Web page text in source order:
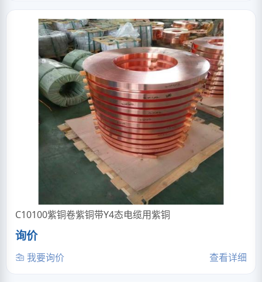
C10100紫铜卷紫铜带Y4态电缆用紫铜
询价
我要询价 查看详细